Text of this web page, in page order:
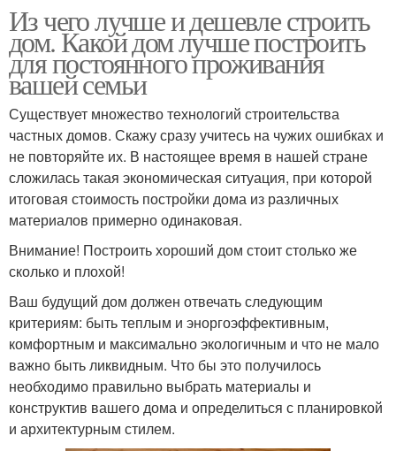
Из чего лучше и дешевле строить
дом. Какой дом лучше построить
для постоянного проживания
вашей семьи
Существует множество технологий строительства
частных домов. Скажу сразу учитесь на чужих ошибках и
не повторяйте их. В настоящее время в нашей стране
сложилась такая экономическая ситуация, при которой
итоговая стоимость постройки дома из различных
материалов примерно одинаковая.
Внимание! Построить хороший дом стоит столько же
сколько и плохой!
Ваш будущий дом должен отвечать следующим
критериям: быть теплым и эноргоэффективным,
комфортным и максимально экологичным и что не мало
важно быть ликвидным. Что бы это получилось
необходимо правильно выбрать материалы и
конструктив вашего дома и определиться с планировкой
и архитектурным стилем.